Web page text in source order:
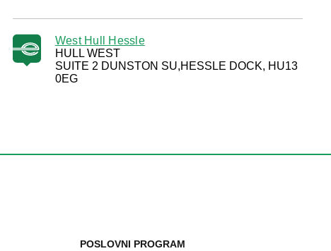
West Hull Hessle
HULL WEST
SUITE 2 DUNSTON SU,HESSLE DOCK, HU13
0EG
POSLOVNI PROGRAM